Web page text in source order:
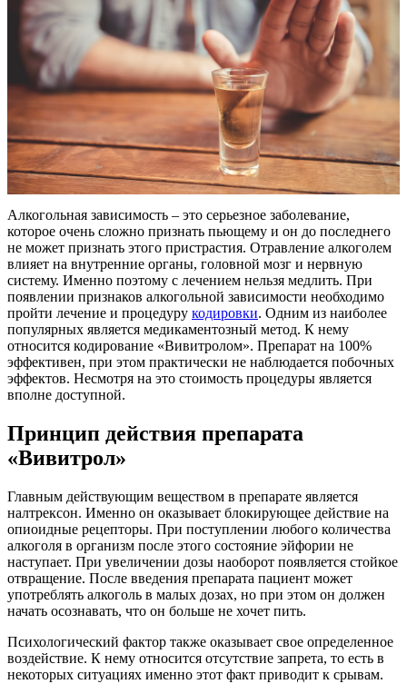
Алкогольная зависимость – это серьезное заболевание,
которое очень сложно признать пьющему и он до последнего
не может признать этого пристрастия. Отравление алкоголем
влияет на внутренние органы, головной мозг и нервную
систему. Именно поэтому с лечением нельзя медлить. При
появлении признаков алкогольной зависимости необходимо
пройти лечение и процедуру кодировки. Одним из наиболее
популярных является медикаментозный метод. К нему
относится кодирование «Вивитролом». Препарат на 100%
эффективен, при этом практически не наблюдается побочных
эффектов. Несмотря на это стоимость процедуры является
вполне доступной.
Принцип действия препарата
«Вивитрол»
Главным действующим веществом в препарате является
налтрексон. Именно он оказывает блокирующее действие на
опиоидные рецепторы. При поступлении любого количества
алкоголя в организм после этого состояние эйфории не
наступает. При увеличении дозы наоборот появляется стойкое
отвращение. После введения препарата пациент может
употреблять алкоголь в малых дозах, но при этом он должен
начать осознавать, что он больше не хочет пить.
Психологический фактор также оказывает свое определенное
воздействие. К нему относится отсутствие запрета, то есть в
некоторых ситуациях именно этот факт приводит к срывам.